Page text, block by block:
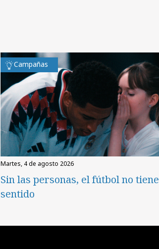
Campañas
martes, 4 de agosto 2026
Sin las personas, el fútbol no tiene
sentido